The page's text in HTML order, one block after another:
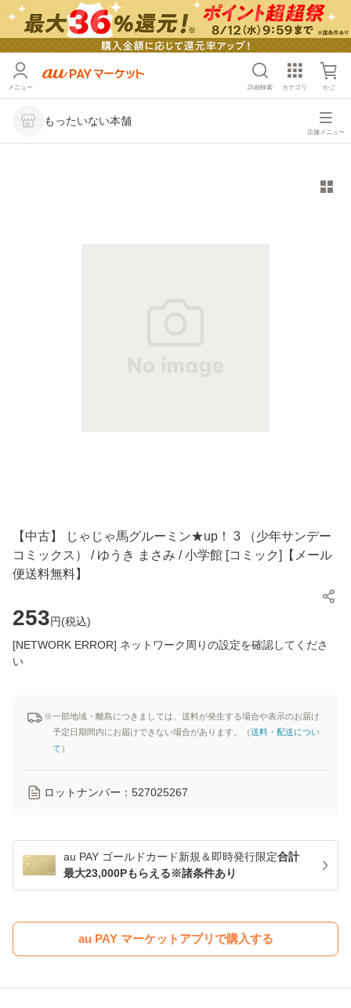
メニュー 詳細検索 カテゴリ かご
もったいない本舗
店舗メニュー
【中古】 じゃじゃ馬グルーミン★up！ 3 （少年サンデー
コミックス） / ゆうき まさみ / 小学館 [コミック]【メール
便送料無料】
253円(税込)
[NETWORK ERROR] ネットワーク周りの設定を確認してくださ
い
※一部地域・離島につきましては、送料が発生する場合や表示のお届け
予定日期間内にお届けできない場合があります。（送料・配送につい
て ）
ロットナンバー： 527025267
au PAY ゴールドカード新規＆即時発行限定合計
最大23,000Pもらえる※諸条件あり
au PAY マーケットアプリで購入する